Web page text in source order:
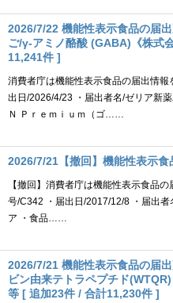
2026/7/22 機能性表示食品の届
ご/γ-アミノ酪酸 (GABA)《株式
11,241件 ]
消費者庁は機能性表示食品の届出情
出日/2026/4/23 ・届出者名/ゼリア新
Ｎ Ｐｒｅｍｉｕｍ（ゴ……
2026/7/21【撤回】機能性表示
【撤回】消費者庁は機能性表示食品
号/C342 ・届出日/2017/12/8 ・届出
ア ・食品……
2026/7/21 機能性表示食品の届
ビン由来テトラペプチド
等 [ 追加23件 / 合計11,230件 ]